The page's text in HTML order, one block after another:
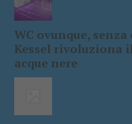
WC ovunque,
Kessel rivoluziona
acque nere